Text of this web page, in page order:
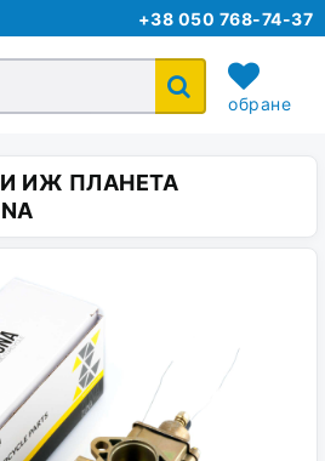
+38 050 768-74-37
обране
ИЖ ПЛАНЕТА